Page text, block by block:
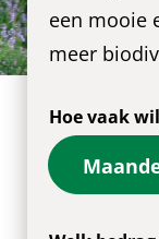
een mooie
meer
Hoe vaak